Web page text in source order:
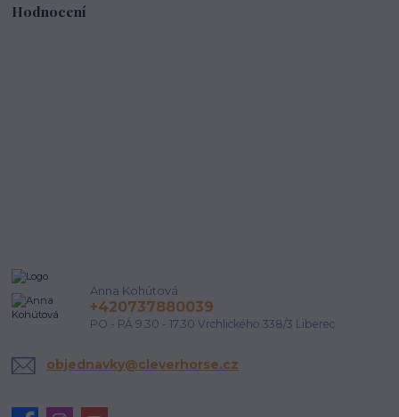
Hodnocení
Anna Kohútová
+420737880039
PO - PÁ 9.30 - 17.30 Vrchlického 338/3 Liberec
objednavky@cleverhorse.cz